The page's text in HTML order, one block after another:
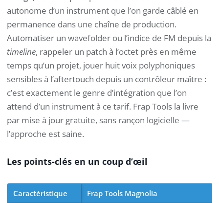
autonome d’un instrument que l’on garde câblé en
permanence dans une chaîne de production.
Automatiser un wavefolder ou l’indice de FM depuis la
timeline, rappeler un patch à l’octet près en même
temps qu’un projet, jouer huit voix polyphoniques
sensibles à l’aftertouch depuis un contrôleur maître :
c’est exactement le genre d’intégration que l’on
attend d’un instrument à ce tarif. Frap Tools la livre
par mise à jour gratuite, sans rançon logicielle —
l’approche est saine.
Les points-clés en un coup d’œil
Caractéristique
Frap Tools Magnolia